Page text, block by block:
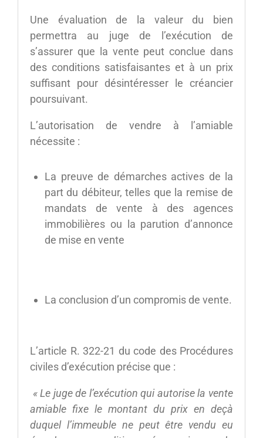
Une évaluation de la valeur du bien
permettra au juge de l’exécution de
s’assurer que la vente peut conclue dans
des conditions satisfaisantes et à un prix
suffisant pour désintéresser le créancier
poursuivant.
L’autorisation de vendre à l’amiable
nécessite :
La preuve de démarches actives de la
part du débiteur, telles que la remise de
mandats de vente à des agences
immobilières ou la parution d’annonce
de mise en vente
La conclusion d’un compromis de vente.
L’article R. 322-21 du code des Procédures
civiles d’exécution précise que :
«Le juge de l’exécution qui autorise la vente
amiable fixe le montant du prix en deçà
duquel l’immeuble ne peut être vendu eu